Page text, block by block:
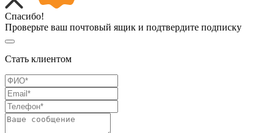
Спасибо!
Проверьте ваш почтовый ящик и подтвердите подписку
Стать клиентом